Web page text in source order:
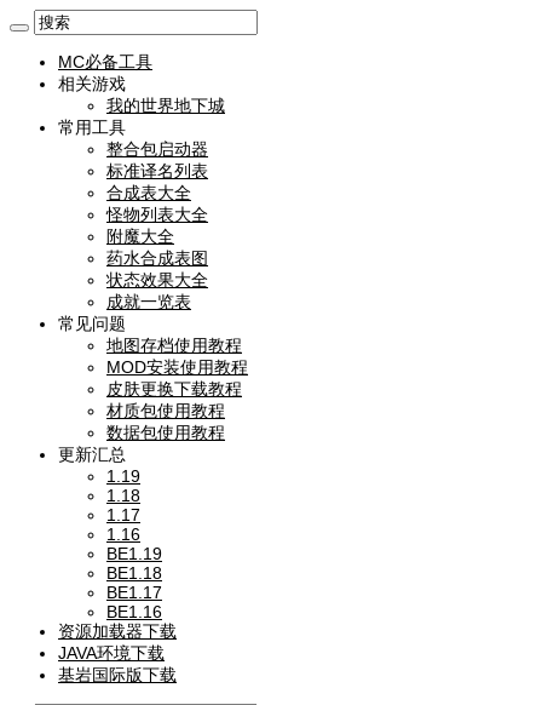
MC必备工具
相关游戏
我的世界地下城
常用工具
整合包启动器
标准译名列表
合成表大全
怪物列表大全
附魔大全
药水合成表图
状态效果大全
成就一览表
常见问题
地图存档使用教程
MOD安装使用教程
皮肤更换下载教程
材质包使用教程
数据包使用教程
更新汇总
1.19
1.18
1.17
1.16
BE1.19
BE1.18
BE1.17
BE1.16
资源加载器下载
JAVA环境下载
基岩国际版下载